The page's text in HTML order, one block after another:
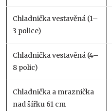
Chladnička vestavěná (1–
3 police)
Chladnička vestavěná (4–
8 polic)
Chladnička a mraznička
nad šířku 61 cm